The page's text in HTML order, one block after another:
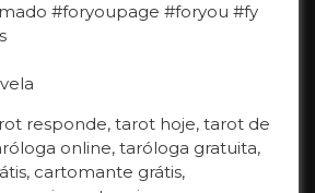
#foryoupage #foryou #fy
responde, tarot hoje, tarot de
online, taróloga gratuita,
cartomante grátis,